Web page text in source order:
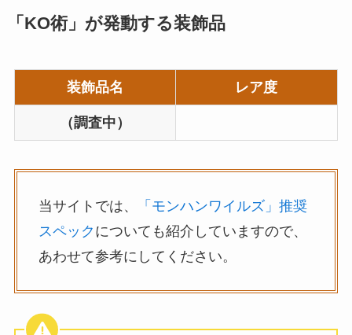
「KO術」が発動する装飾品
装飾品名 レア度
（調査中）
当サイトでは、
「モンハンワイルズ」推奨
スペック についても紹介していますので、
あわせて参考にしてください。